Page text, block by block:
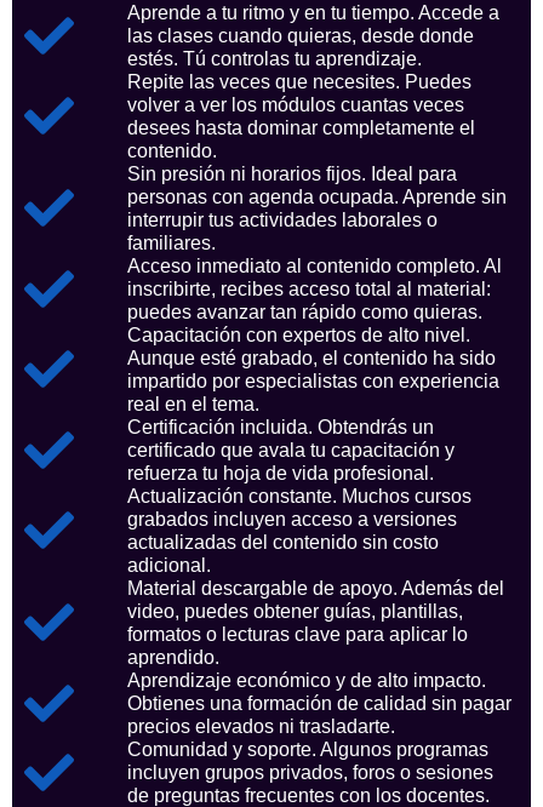
Aprende a tu ritmo y en tu tiempo. Accede a
las clases cuando quieras, desde donde
estés. Tú controlas tu aprendizaje.
Repite las veces que necesites. Puedes
volver a ver los módulos cuantas veces
desees hasta dominar completamente el
contenido.
Sin presión ni horarios fijos. Ideal para
personas con agenda ocupada. Aprende sin
interrupir tus actividades laborales o
familiares.
Acceso inmediato al contenido completo. Al
inscribirte, recibes acceso total al material:
puedes avanzar tan rápido como quieras.
Capacitación con expertos de alto nivel.
Aunque esté grabado, el contenido ha sido
impartido por especialistas con experiencia
real en el tema.
Certificación incluida. Obtendrás un
certificado que avala tu capacitación y
refuerza tu hoja de vida profesional.
Actualización constante. Muchos cursos
grabados incluyen acceso a versiones
actualizadas del contenido sin costo
adicional.
Material descargable de apoyo. Además del
video, puedes obtener guías, plantillas,
formatos o lecturas clave para aplicar lo
aprendido.
Aprendizaje económico y de alto impacto.
Obtienes una formación de calidad sin pagar
precios elevados ni trasladarte.
Comunidad y soporte. Algunos programas
incluyen grupos privados, foros o sesiones
de preguntas frecuentes con los docentes.